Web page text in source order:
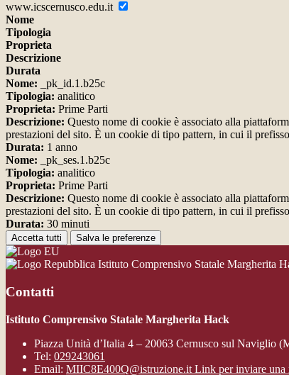
www.icscernusco.edu.it
Nome
Tipologia
Proprieta
Descrizione
Durata
Nome: _pk_id.1.b25c
Tipologia: analitico
Proprieta: Prime Parti
Descrizione: Questo nome di cookie è associato alla
prestazioni del sito. È un cookie di tipo pattern, in cui il
Durata: 1 anno
Nome: _pk_ses.1.b25c
Tipologia: analitico
Proprieta: Prime Parti
Descrizione: Questo nome di cookie è associato alla
prestazioni del sito. È un cookie di tipo pattern, in cui il
Durata: 30 minuti
Accetta tutti Salva le preferenze
Istituto Comprensivo Statale Margherita
Contatti
Istituto Comprensivo Statale Margherita Hack
Piazza Unità d’Italia 4 – 20063 Cernusco sul Naviglio
Tel: 029243061
Email: MIIC8E400Q@istruzione.it Link per inviare una